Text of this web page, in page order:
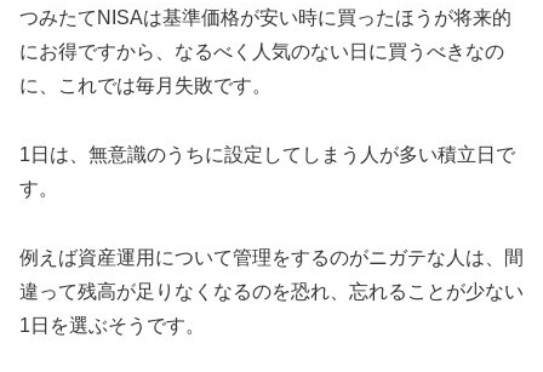
つみたてNISAは基準価格が安い時に買ったほうが将来的
にお得ですから、なるべく人気のない日に買うべきなの
に、これでは毎月失敗です。
1日は、無意識のうちに設定してしまう人が多い積立日で
す。
例えば資産運用について管理をするのがニガテな人は、間
違って残高が足りなくなるのを恐れ、忘れることが少ない
1日を選ぶそうです。